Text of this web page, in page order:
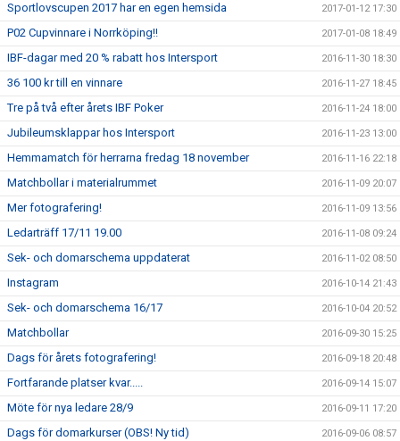
Sportlovscupen 2017 har en egen hemsida 2017-01-12 17:30
P02 Cupvinnare i Norrköping!! 2017-01-08 18:49
IBF-dagar med 20 % rabatt hos Intersport 2016-11-30 18:30
36 100 kr till en vinnare 2016-11-27 18:45
Tre på två efter årets IBF Poker 2016-11-24 18:00
Jubileumsklappar hos Intersport 2016-11-23 13:00
Hemmamatch för herrarna fredag 18 november 2016-11-16 22:18
Matchbollar i materialrummet 2016-11-09 20:07
Mer fotografering! 2016-11-09 13:56
Ledarträff 17/11 19.00 2016-11-08 09:24
Sek- och domarschema uppdaterat 2016-11-02 08:50
Instagram 2016-10-14 21:43
Sek- och domarschema 16/17 2016-10-04 20:52
Matchbollar 2016-09-30 15:25
Dags för årets fotografering! 2016-09-18 20:48
Fortfarande platser kvar..... 2016-09-14 15:07
Möte för nya ledare 28/9 2016-09-11 17:20
Dags för domarkurser (OBS! Ny tid) 2016-09-06 08:57